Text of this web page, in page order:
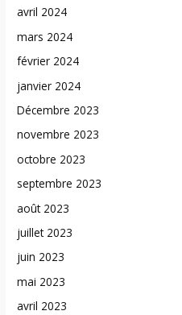
avril 2024
mars 2024
février 2024
janvier 2024
Décembre 2023
novembre 2023
octobre 2023
septembre 2023
août 2023
juillet 2023
juin 2023
mai 2023
avril 2023